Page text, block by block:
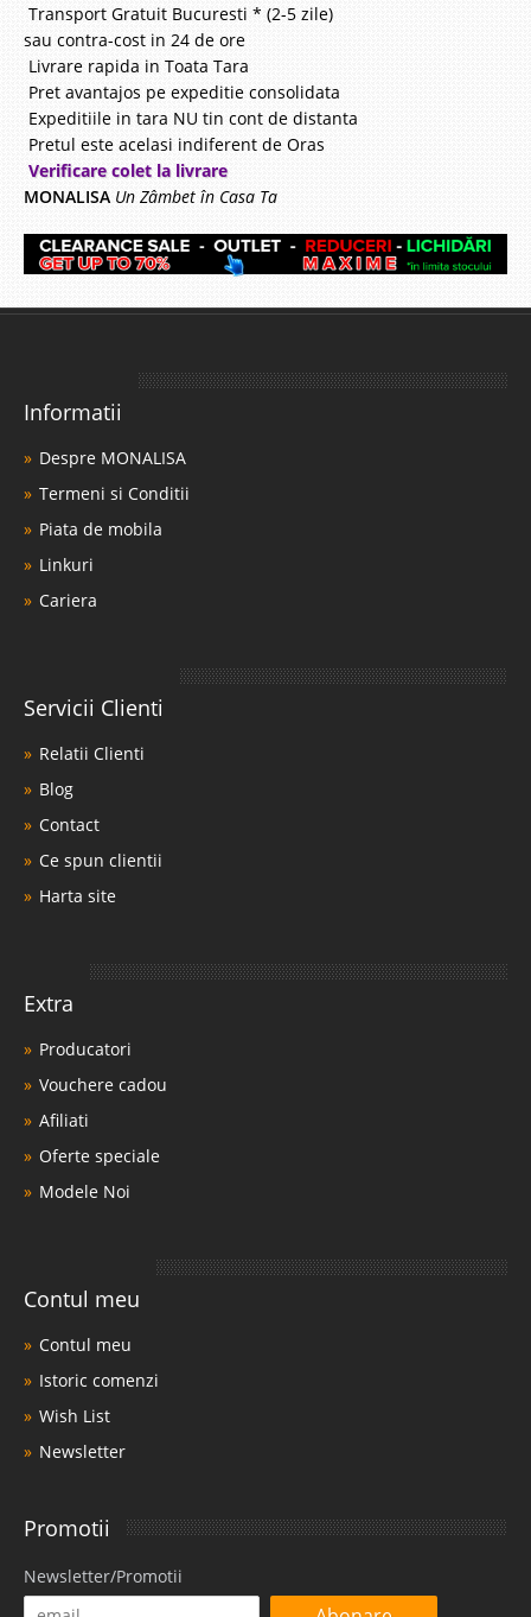
Transport Gratuit Bucuresti * (2-5 zile)
sau contra-cost in 24 de ore
Livrare rapida in Toata Tara
Pret avantajos pe expeditie consolidata
Expeditiile in tara NU tin cont de distanta
Pretul este acelasi indiferent de Oras
Verificare colet la livrare
MONALISA Un Zâmbet în Casa Ta
Informatii
Despre MONALISA
Termeni si Conditii
Piata de mobila
Linkuri
Cariera
Servicii Clienti
Relatii Clienti
Blog
Contact
Ce spun clientii
Harta site
Extra
Producatori
Vouchere cadou
Afiliati
Oferte speciale
Modele Noi
Contul meu
Contul meu
Istoric comenzi
Wish List
Newsletter
Promotii
Newsletter/Promotii